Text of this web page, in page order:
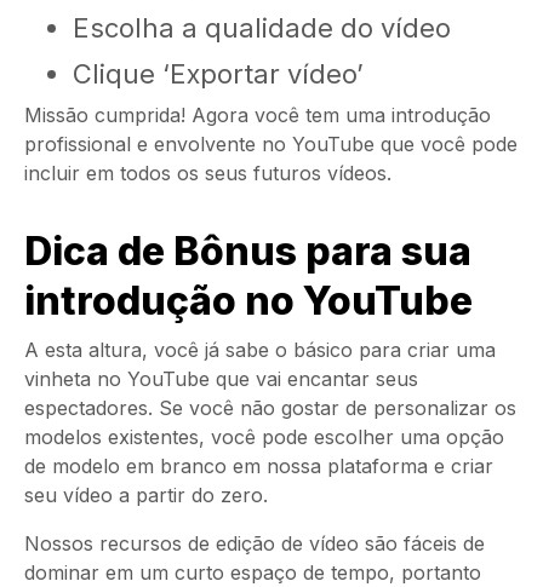
Escolha a qualidade do vídeo
Clique ‘Exportar vídeo’
Missão cumprida! Agora você tem uma introdução
profissional e envolvente no YouTube que você pode
incluir em todos os seus futuros vídeos.
Dica de Bônus para sua
introdução no YouTube
A esta altura, você já sabe o básico para criar uma
vinheta no YouTube que vai encantar seus
espectadores. Se você não gostar de personalizar os
modelos existentes, você pode escolher uma opção
de modelo em branco em nossa plataforma e criar
seu vídeo a partir do zero.
Nossos recursos de edição de vídeo são fáceis de
dominar em um curto espaço de tempo, portanto